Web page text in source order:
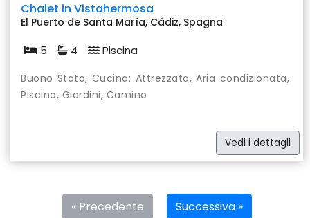
Chalet in Vistahermosa
El Puerto de Santa María, Cádiz, Spagna
5 4 Piscina
Buono Stato, Cucina: Attrezzata, Aria condizionata,
Piscina, Giardini, Camino
Vedi i dettagli
« Precedente Successiva »